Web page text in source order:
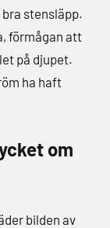
stensläpp.
förmågan att
på djupet.
ha haft
om
bilden av